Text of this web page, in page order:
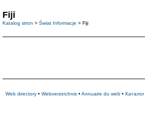
Fiji
Katalog stron > Świat Informacje > Fiji
Web directory • Webverzeichnis • Annuaire du web • Каталог